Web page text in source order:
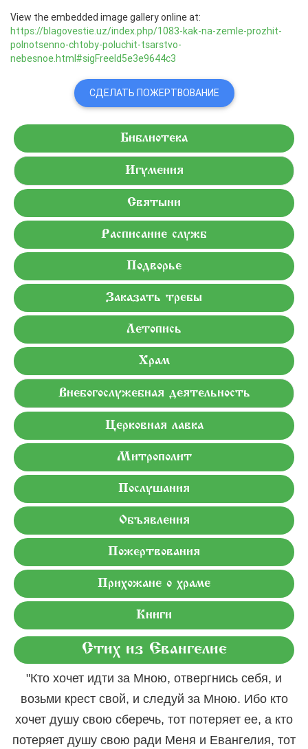
View the embedded image gallery online at:
https://blagovestie.uz/index.php/1083-kak-na-zemle-prozhit-
polnotsenno-chtoby-poluchit-tsarstvo-
nebesnoe.html#sigFreeId5e3e9644c3
СДЕЛАТЬ ПОЖЕРТВОВАНИЕ
Библиотека
Игумения
Святыни
Расписание служб
Подворье
Заказать требы
Летопись
Храм
Внебогослужебная деятельность
Церковная лавка
Митрополит
Послушания
Объявления
Пожертвования
Прихожане о храме
Книги
Стих из Евангелие
"Кто хочет идти за Мною, отвергнись себя, и
возьми крест свой, и следуй за Мною. Ибо кто
хочет душу свою сберечь, тот потеряет ее, а кто
потеряет душу свою ради Меня и Евангелия, тот